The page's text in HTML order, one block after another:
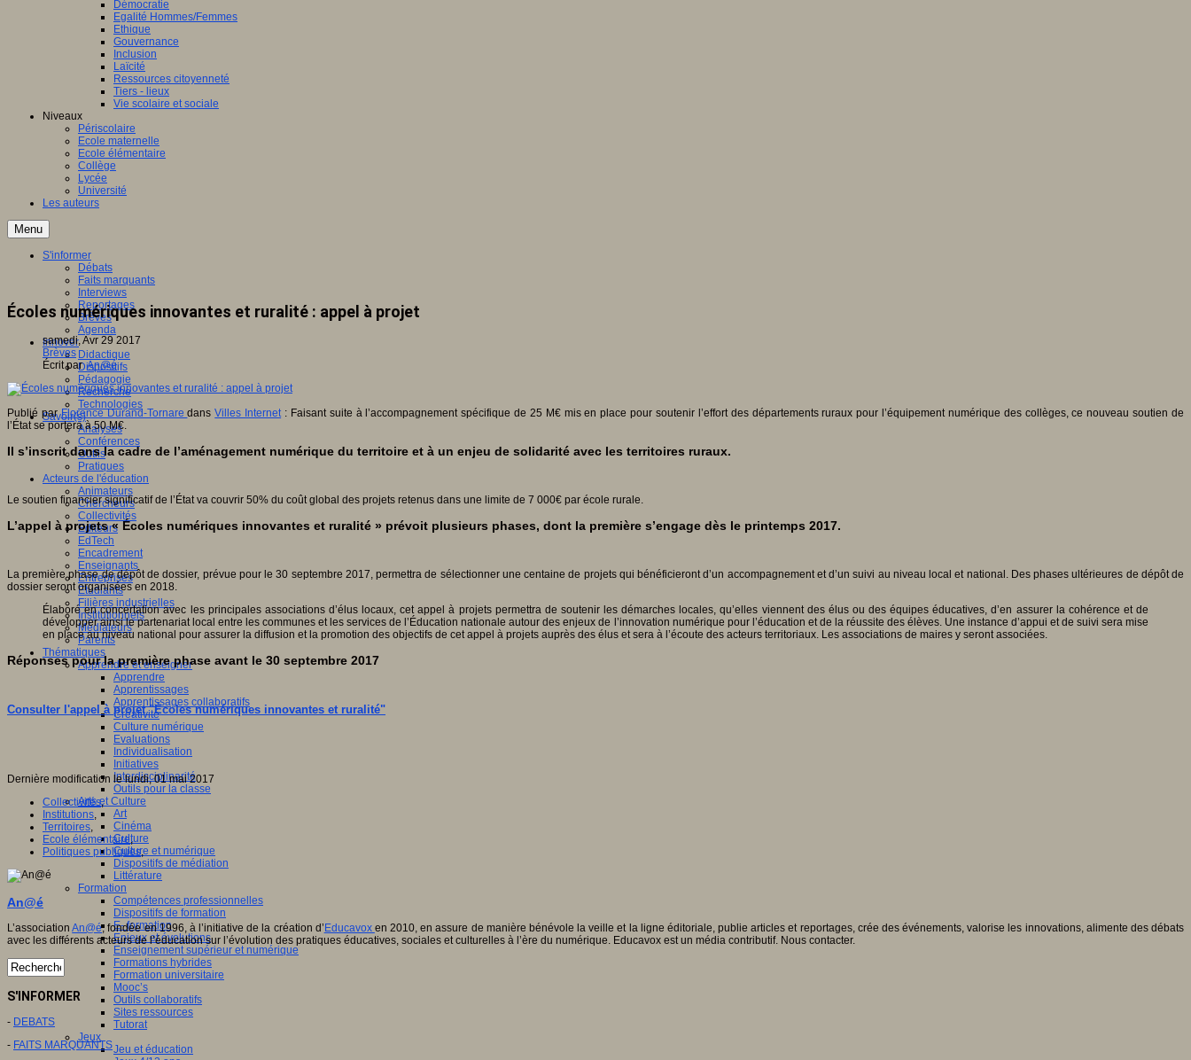
Démocratie
Egalité Hommes/Femmes
Ethique
Gouvernance
Inclusion
Laïcité
Ressources citoyenneté
Tiers - lieux
Vie scolaire et sociale
Niveaux
Périscolaire
Ecole maternelle
Ecole élémentaire
Collège
Lycée
Université
Les auteurs
Menu
S'informer
Débats
Faits marquants
Interviews
Reportages
Brèves
Agenda
Innover
Didactique
Dispositifs
Pédagogie
Recherche
Technologies
Savoir(s)
Analyses
Conférences
Outils
Pratiques
Acteurs de l'éducation
Animateurs
Chercheurs
Collectivités
Editeurs
EdTech
Encadrement
Enseignants
Entreprises
Etudiants
Filières industrielles
Institutionnels
Médiateurs
Parents
Thématiques
Apprendre et enseigner
Apprendre
Apprentissages
Apprentissages collaboratifs
Créativité
Culture numérique
Evaluations
Individualisation
Initiatives
Interdisciplinarité
Outils pour la classe
Arts et Culture
Art
Cinéma
Culture
Culture et numérique
Dispositifs de médiation
Littérature
Formation
Compétences professionnelles
Dispositifs de formation
E- formation
Enjeux et évolutions
Enseignement supérieur et numérique
Formations hybrides
Formation universitaire
Mooc’s
Outils collaboratifs
Sites ressources
Tutorat
Jeux
Jeu et éducation
Écoles numériques innovantes et ruralité : appel à projet
samedi, Avr 29 2017
Brèves
Écrit parAn@é
Publié parFlorence Durand-TornaredansVilles Internet: Faisant suite à l’accompagnement spécifique de 25 M€ mis en place pour soutenir l’effort des départements ruraux pour l’équipement numérique des collèges, ce nouveau soutien de
l’État se portera à 50 M€.
Il s’inscrit dans la cadre de l’aménagement numérique du territoire et à un enjeu de solidarité avec les territoires ruraux.
Le soutien financier significatif de l’État va couvrir 50% du coût global des projets retenus dans une limite de 7 000€ par école rurale.
L’appel à projets « Écoles numériques innovantes et ruralité » prévoit plusieurs phases, dont la première s’engage dès le printemps 2017.
La première phase de dépôt de dossier, prévue pour le 30 septembre 2017, permettra de sélectionner une centaine de projets qui bénéficieront d’un accompagnement et d’un suivi au niveau local et national. Des phases ultérieures de dépôt de
dossier seront organisées en 2018.
Élaboré en concertation avec les principales associations d’élus locaux, cet appel à projets permettra de soutenir les démarches locales, qu’elles viennent des élus ou des équipes éducatives, d’en assurer la cohérence et de
développer ainsi le partenariat local entre les communes et les services de l’Éducation nationale autour des enjeux de l’innovation numérique pour l’éducation et de la réussite des élèves. Une instance d’appui et de suivi sera mise
en place au niveau national pour assurer la diffusion et la promotion des objectifs de cet appel à projets auprès des élus et sera à l’écoute des acteurs territoriaux. Les associations de maires y seront associées.
Réponses pour la première phase avant le 30 septembre 2017
Consulter l'appel à projet "Écoles numériques innovantes et ruralité"
Dernière modification le lundi, 01 mai 2017
Collectivités,
Institutions,
Territoires,
Ecole élémentaire,
Politiques publiques,
An@é
L’associationAn@é, fondée en 1996, à l’initiative de la création d’ Educavox en 2010, en assure de manière bénévole la veille et la ligne éditoriale, publie articles et reportages, crée des événements, valorise les innovations, alimente des débats
avec les différents acteurs de l’éducation sur l’évolution des pratiques éducatives, sociales et culturelles à l’ère du numérique. Educavox est un média contributif. Nous contacter.
S'INFORMER
- DEBATS
- FAITS MARQUANTS